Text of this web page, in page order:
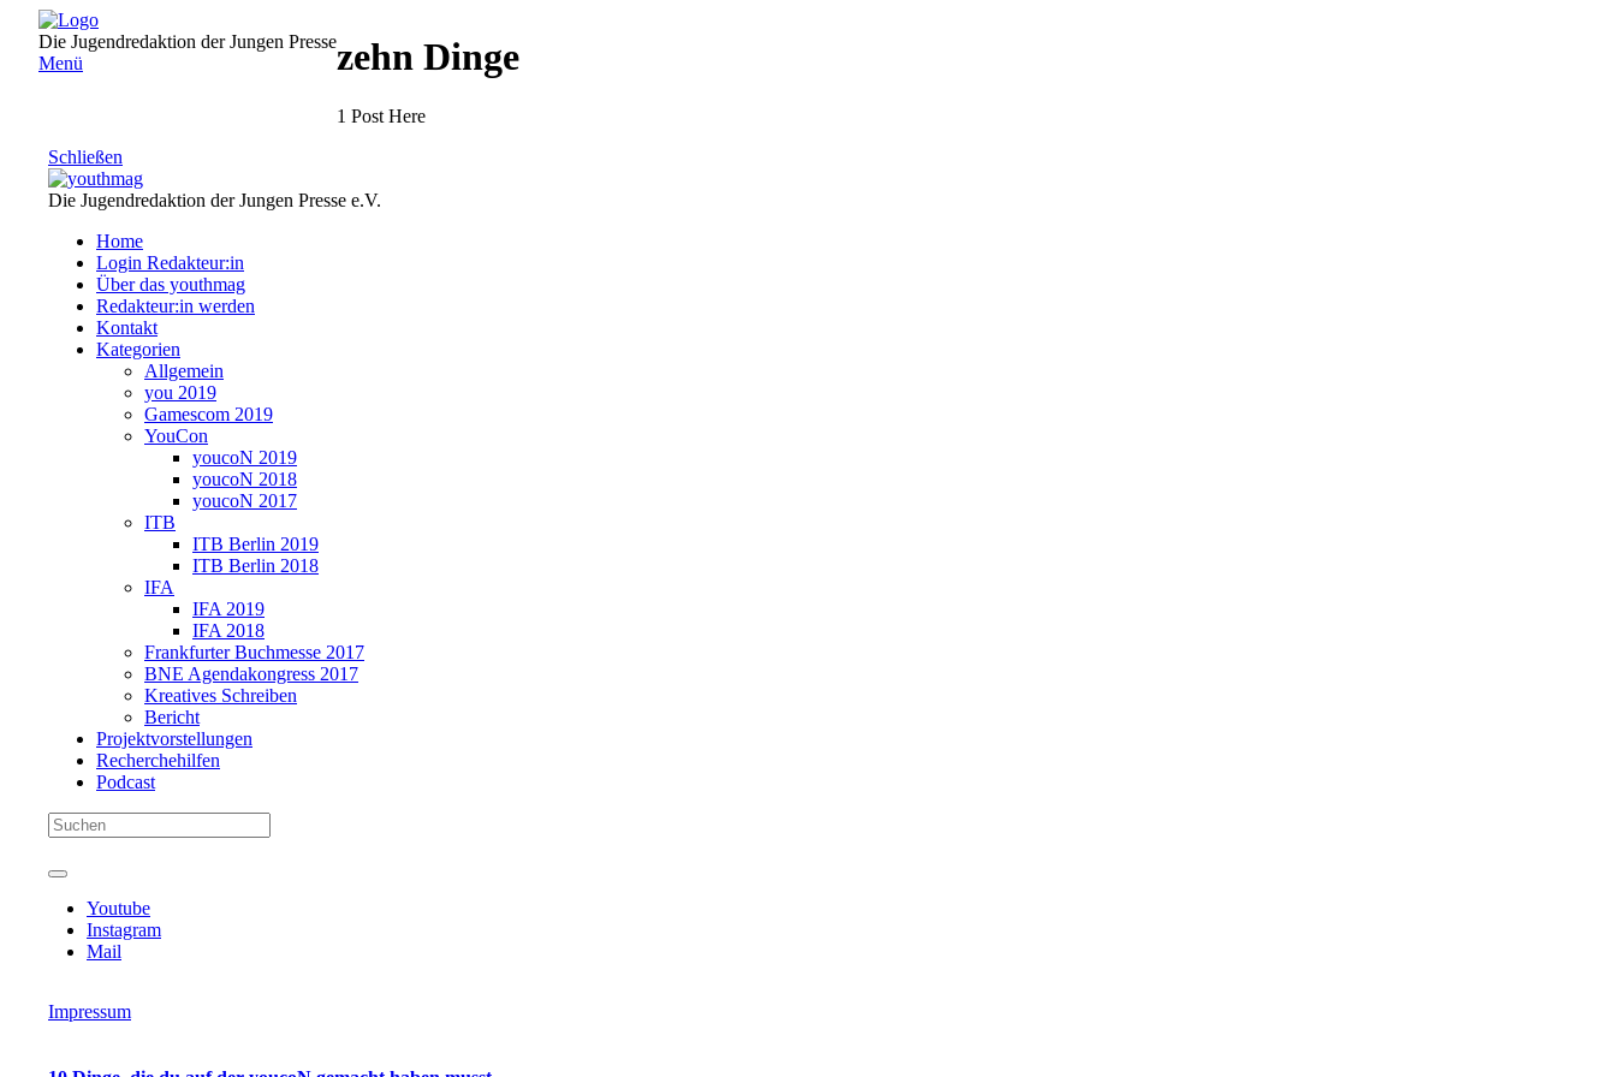
Direkt
zum
Inhalt
Die Jugendredaktion der Jungen Presse
Menü
zehn Dinge
1 Post Here
Schließen
Die Jugendredaktion der Jungen Presse e.V.
Home
Login Redakteur:in
Über das youthmag
Redakteur:in werden
Kontakt
Kategorien
Allgemein
you 2019
Gamescom 2019
YouCon
youcoN 2019
youcoN 2018
youcoN 2017
ITB
ITB Berlin 2019
ITB Berlin 2018
IFA
IFA 2019
IFA 2018
Frankfurter Buchmesse 2017
BNE Agendakongress 2017
Kreatives Schreiben
Bericht
Projektvorstellungen
Recherchehilfen
Podcast
Youtube
Instagram
Mail
Impressum